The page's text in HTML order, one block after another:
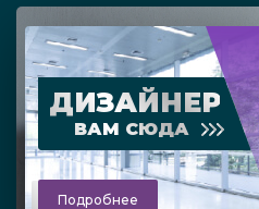
ДИЗАЙНЕР
ВАМ СЮДА
Подробнее